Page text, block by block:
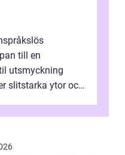
till en
utsmyckning
slitstarka ytor och